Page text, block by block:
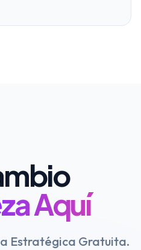
Aquí
Estratégica Gratuita.